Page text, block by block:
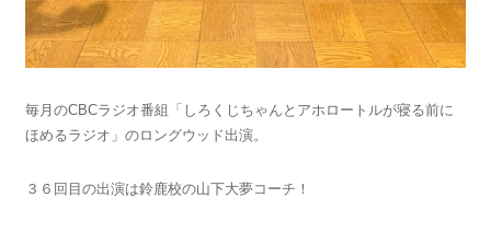
毎月のCBCラジオ番組「しろくじちゃんとアホロートルが寝る前に
ほめるラジオ」のロングウッド出演。
３６回目の出演は鈴鹿校の山下大夢コーチ！